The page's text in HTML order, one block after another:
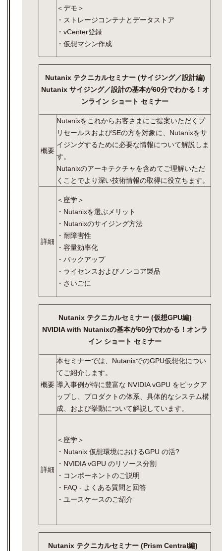
＜デモ＞
・ストレージコンテナとデータストア
・vCenter登録
・仮想マシン作成
Nutanix テクニカルセミナー (サイジング／設計編)
Nutanix サイジング／設計の基本が60分でわかる！オ
ンライン ショート セミナー
概要
Nutanixをこれからお客さまにご提案いただくプ
リセールスおよびSEの方を対象に、Nutanixをサ
イジングするために必要な情報について解説しま
す。
Nutanixのアーキテクチャを含めてご理解いただ
くことでより深い技術情報の取得に役立ちます。
詳細
＜座学＞
・Nutanixを選ぶメリット
・Nutanixのサイジング方法
・耐障害性
・容量効率化
・バックアップ
・ライセンスおよびノンコア製品
・さいごに
Nutanix テクニカルセミナー (仮想GPU編)
NVIDIA with Nutanixの基本が60分でわかる！オンラ
イン ショート セミナー
概要
本セミナーでは、NutanixでのGPU仮想化につい
てご紹介します。
導入事例が特に豊富な NVIDIA vGPU をピックア
ップし、プロダクトの体系、具体的なシステム構
成、 および挙動について解説しています。
詳細
＜座学＞
・Nutanix 仮想環境におけるGPU の活?
・NVIDIA vGPU のリソース分割
・コンポーネントのご説明
・FAQ - よくある質問と回答
・ユースケースのご紹介
Nutanix テクニカルセミナー (Prism Central編)